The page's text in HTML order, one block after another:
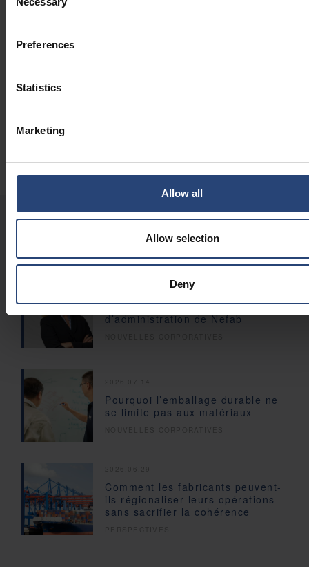
Selection
Preferences
Statistics
Marketing
Allow all
Allow selection
Deny
NOS DERNIÈRES NOUVELLES ET PERSPECTIVES
Changements au conseil
d’administration de Nefab
Pourquoi l’emballage durable ne
se limite pas aux matériaux
Comment les fabricants peuvent-
ils régionaliser leurs opérations
sans sacrifier la cohérence